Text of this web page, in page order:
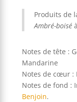
Produits de
Ambré-boisé
Notes de tête :
Mandarine
Notes de cœur :
Notes de fond :
Benjoin.